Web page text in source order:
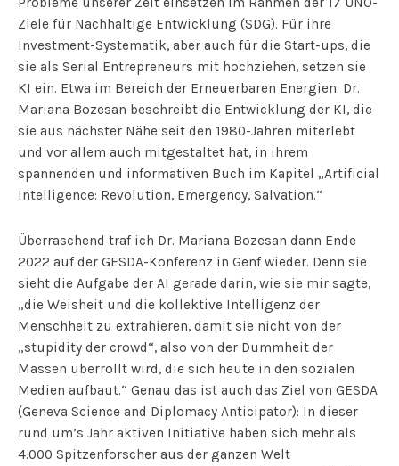
Ziele für Nachhaltige Entwicklung (SDG). Für ihre
Investment-Systematik, aber auch für die Start-ups, die
sie als Serial Entrepreneurs mit hochziehen, setzen sie
KI ein. Etwa im Bereich der Erneuerbaren Energien. Dr.
Mariana Bozesan beschreibt die Entwicklung der KI, die
sie aus nächster Nähe seit den 1980-Jahren miterlebt
und vor allem auch mitgestaltet hat, in ihrem
spannenden und informativen Buch im Kapitel „Artificial
Intelligence: Revolution, Emergency, Salvation.“
Überraschend traf ich Dr. Mariana Bozesan dann Ende
2022 auf der GESDA-Konferenz in Genf wieder. Denn sie
sieht die Aufgabe der AI gerade darin, wie sie mir sagte,
„die Weisheit und die kollektive Intelligenz der
Menschheit zu extrahieren, damit sie nicht von der
„stupidity der crowd“, also von der Dummheit der
Massen überrollt wird, die sich heute in den sozialen
Medien aufbaut.“ Genau das ist auch das Ziel von GESDA
(Geneva Science and Diplomacy Anticipator): In dieser
rund um’s Jahr aktiven Initiative haben sich mehr als
4.000 Spitzenforscher aus der ganzen Welt